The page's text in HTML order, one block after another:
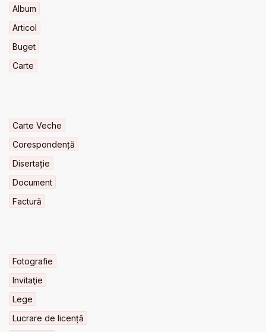
Album
Articol
Buget
Carte
Carte Veche
Corespondență
Disertație
Document
Factură
Fotografie
Invitaţie
Lege
Lucrare de licență